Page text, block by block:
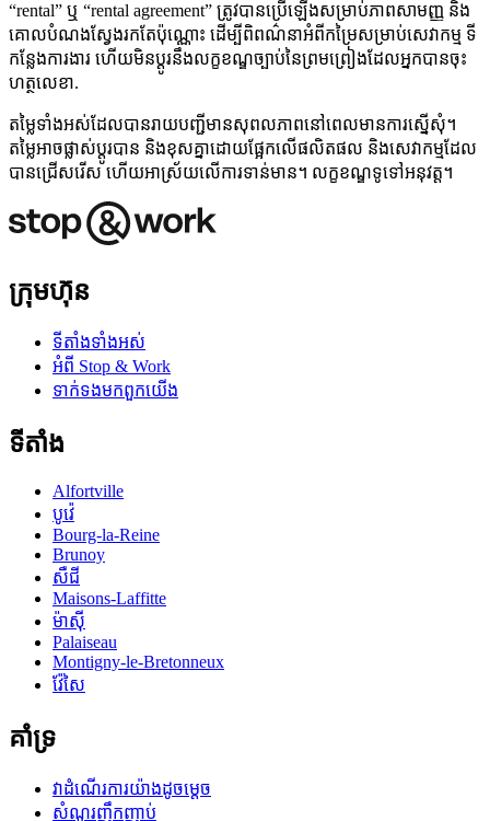
“rental” ឬ “rental agreement” ត្រូវបានប្រើឡើងសម្រាប់ភាពសាមញ្ញ និង
គោលបំណងស្វែងរកតែប៉ុណ្ណោះ ដើម្បីពិពណ៌នាអំពីកម្រៃសម្រាប់សេវាកម្ម ទី
កន្លែងការងារ ហើយមិនប្ដូរនឹងលក្ខខណ្ឌច្បាប់នៃព្រមព្រៀងដែលអ្នកបានចុះ
ហត្ថលេខា.
តម្លៃទាំងអស់ដែលបានរាយបញ្ជីមានសុពលភាពនៅពេលមានការស្នើសុំ។
តម្លៃអាចផ្លាស់ប្តូរបាន និងខុសគ្នាដោយផ្អែកលើផលិតផល និងសេវាកម្មដែល
បានជ្រើសរើស ហើយអាស្រ័យលើការទាន់មាន។ លក្ខខណ្ឌទូទៅអនុវត្ត។
ក្រុមហ៊ុន
ទីតាំងទាំងអស់
អំពី Stop & Work
ទាក់ទងមកពួកយើង
ទីតាំង
Alfortville
បូវ៉េ
Bourg-la-Reine
Brunoy
សឺជី
Maisons-Laffitte
ម៉ាស៊ី
Palaiseau
Montigny-le-Bretonneux
វ៉ែសៃ
គាំទ្រ
វាដំណើរការយ៉ាងដូចម្តេច
សំណួរញឹកញាប់